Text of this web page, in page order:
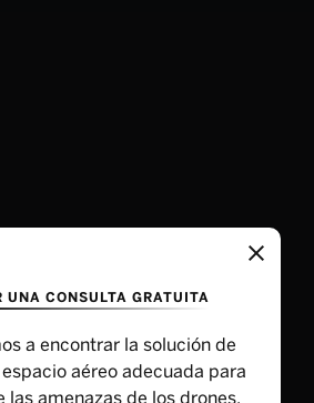
UNA CONSULTA GRATUITA
a encontrar la solución de
aéreo adecuada para
las amenazas de los drones.